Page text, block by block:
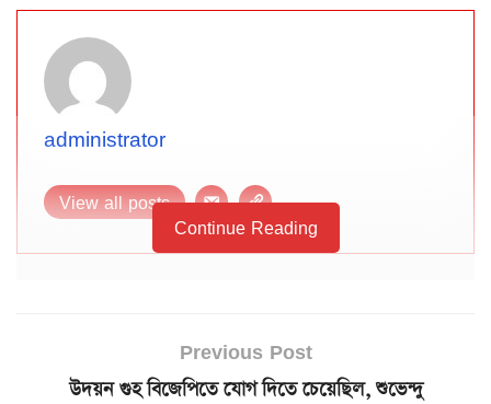
administrator
View all posts
Continue Reading
Previous Post
উদয়ন গুহ বিজেপিতে যোগ দিতে চেয়েছিল, শুভেন্দু